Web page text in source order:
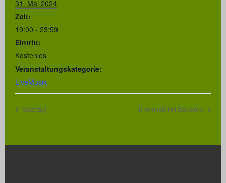
31. Mai 2024
Zeit:
19:00 - 23:59
Eintritt:
Kostenlos
Veranstaltungskategorie:
LiveMusik
Vatertag! Livemusik mit Salvatore